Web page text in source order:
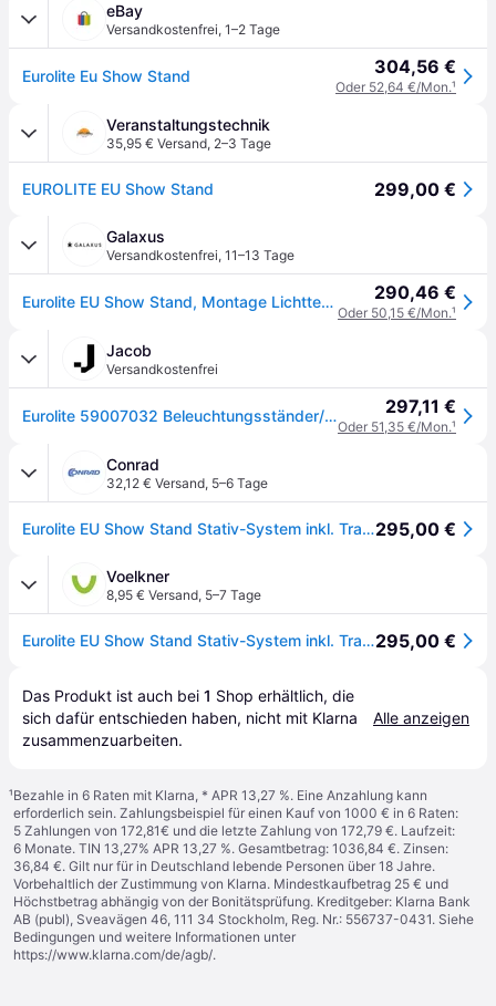
eBay
Versandkostenfrei, 1–2 Tage
Eurolite Eu Show Stand 304,56 €
Oder 52,64 €/Mon.¹
Veranstaltungstechnik
35,95 € Versand, 2–3 Tage
EUROLITE EU Show Stand 299,00 €
Galaxus
Versandkostenfrei, 11–13 Tage
Eurolite EU Show Stand, Montage Lichttechnik, Schwarz 290,46 €
Oder 50,15 €/Mon.¹
Jacob
Versandkostenfrei
Eurolite 59007032 Beleuchtungsständer/-Halterung mit Spezialeffekten Schwarz Stahl 60 kg (59007032) 297,11 €
Oder 51,35 €/Mon.¹
Conrad
32,12 € Versand, 5–6 Tage
Eurolite EU Show Stand Stativ-System inkl. Traverse Belastbar bis:60 kg295,00 €
Voelkner
8,95 € Versand, 5–7 Tage
Eurolite EU Show Stand Stativ-System inkl. Traverse Belastbar bis:60 kg295,00 €
Das Produkt ist auch bei 1 Shop erhältlich, die
sich dafür entschieden haben, nicht mit Klarna
zusammenzuarbeiten.
Alle anzeigen
¹Bezahle in 6 Raten mit Klarna, * APR 13,27 %. Eine Anzahlung kann
erforderlich sein. Zahlungsbeispiel für einen Kauf von 1000 € in 6 Raten:
5 Zahlungen von 172,81€ und die letzte Zahlung von 172,79 €. Laufzeit:
6 Monate. TIN 13,27% APR 13,27 %. Gesamtbetrag: 1036,84 €. Zinsen:
36,84 €. Gilt nur für in Deutschland lebende Personen über 18 Jahre.
Vorbehaltlich der Zustimmung von Klarna. Mindestkaufbetrag 25 € und
Höchstbetrag abhängig von der Bonitätsprüfung. Kreditgeber: Klarna Bank
AB (publ), Sveavägen 46, 111 34 Stockholm, Reg. Nr.: 556737-0431. Siehe
Bedingungen und weitere Informationen unter
https://www.klarna.com/de/agb/.